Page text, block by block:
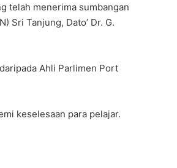
telah menerima sumbangan
Sri Tanjung, Dato’ Dr. G.
Ahli Parlimen Port
keselesaan para pelajar.